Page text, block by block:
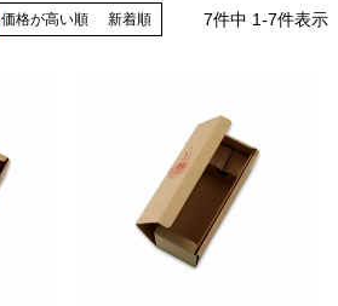
価格が高い順 新着順 7件中 1-7件表示